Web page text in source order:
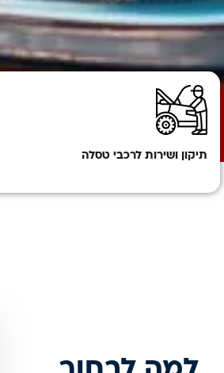
תיקון ושירות לרכבי טסלה